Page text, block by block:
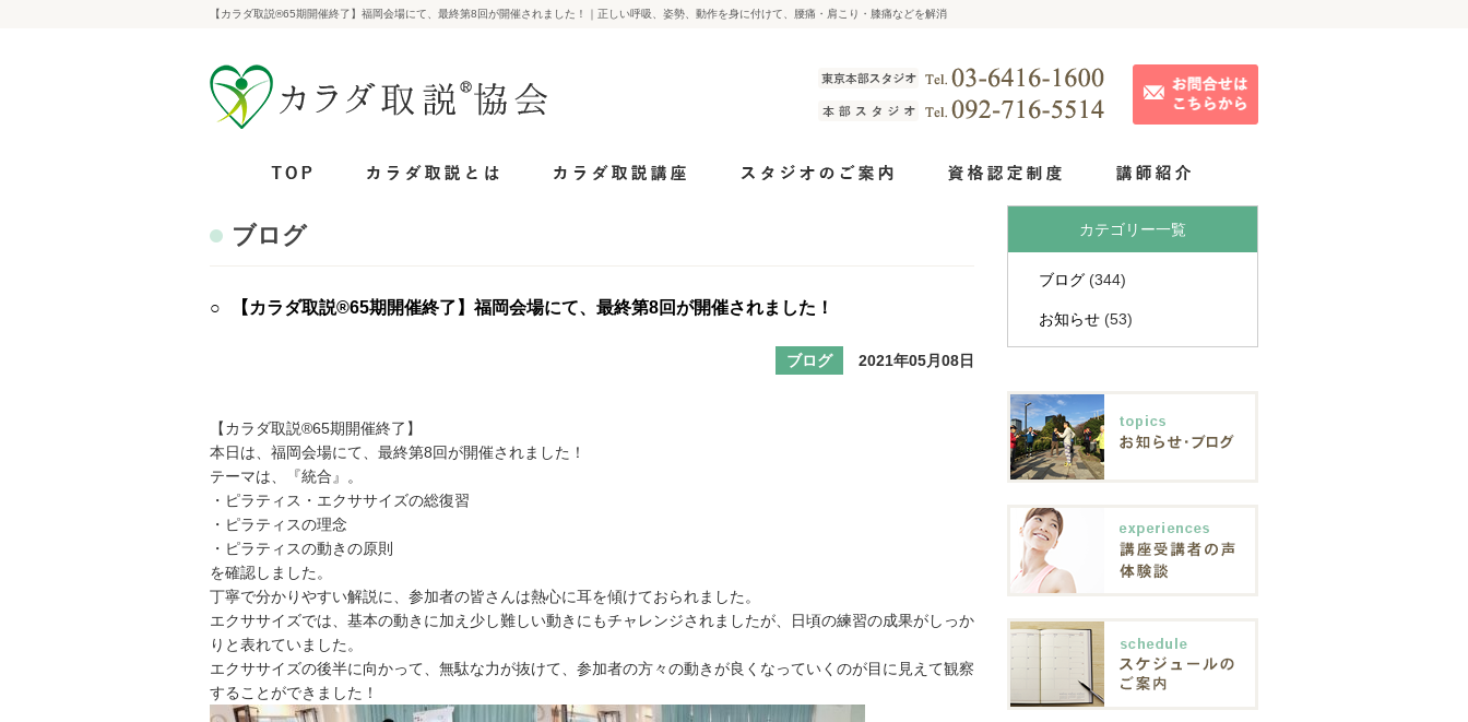
【カラダ取説®65期開催終了】福岡会場にて、最終第8回が開催されました！｜正しい呼吸、姿勢、動作を身に付けて、腰痛・肩こり・膝痛などを解消
ブログ
【カラダ取説®65期開催終了】福岡会場にて、最終第8回が開催されました！
ブログ 2021年05月08日
【カラダ取説®65期開催終了】
本日は、福岡会場にて、最終第8回が開催されました！
テーマは、『統合』。
・ピラティス・エクササイズの総復習
・ピラティスの理念
・ピラティスの動きの原則
を確認しました。
丁寧で分かりやすい解説に、参加者の皆さんは熱心に耳を傾けておられました。
エクササイズでは、基本の動きに加え少し難しい動きにもチャレンジされましたが、日頃の練習の成果がしっか
りと表れていました。
エクササイズの後半に向かって、無駄な力が抜けて、参加者の方々の動きが良くなっていくのが目に見えて観察
することができました！
カテゴリー一覧
ブログ (344)
お知らせ (53)